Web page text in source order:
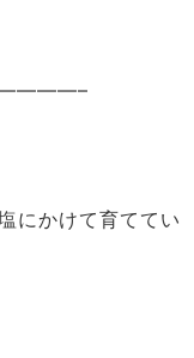
にかけて育ててい